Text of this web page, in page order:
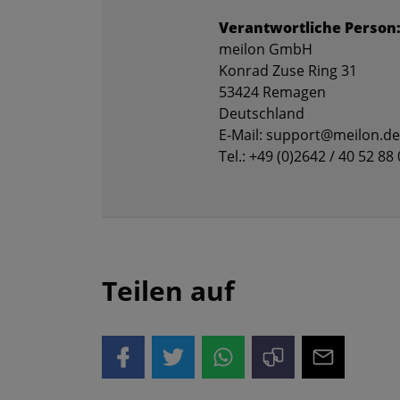
Verantwortliche Person:
meilon GmbH
Konrad Zuse Ring 31
53424 Remagen
Deutschland
E-Mail: support@meilon.de
Tel.: +49 (0)2642 / 40 52 88
Teilen auf